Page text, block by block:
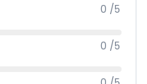
0 /5
0 /5